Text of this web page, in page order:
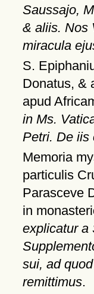
Saussajo,
& aliis. Nos
miracula
S.
Donatus, &
apud
in Ms.
Petri. De iis
Memoria
particulis
Parasceve
in
explicatur a
sui, ad
remittimus.